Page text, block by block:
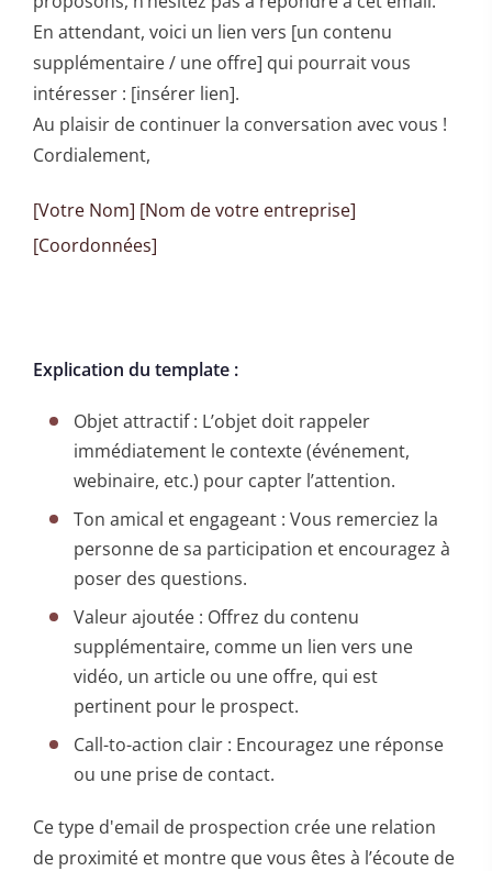
En attendant, voici un lien vers [un contenu
supplémentaire / une offre] qui pourrait vous
intéresser : [insérer lien].
Au plaisir de continuer la conversation avec vous !
Cordialement,
[Votre Nom] [Nom de votre entreprise]
[Coordonnées]
Explication du template :
Objet attractif : L’objet doit rappeler
immédiatement le contexte (événement,
webinaire, etc.) pour capter l’attention.
Ton amical et engageant : Vous remerciez la
personne de sa participation et encouragez à
poser des questions.
Valeur ajoutée : Offrez du contenu
supplémentaire, comme un lien vers une
vidéo, un article ou une offre, qui est
pertinent pour le prospect.
Call-to-action clair : Encouragez une réponse
ou une prise de contact.
Ce type d'email de prospection crée une relation
de proximité et montre que vous êtes à l’écoute de